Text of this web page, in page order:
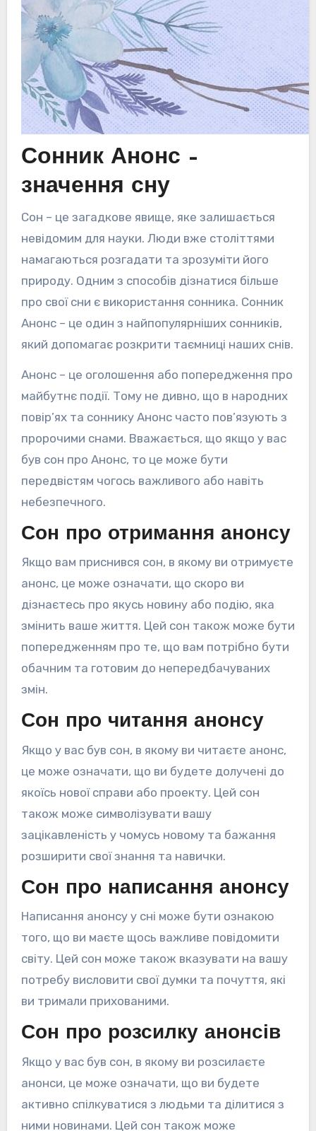
Сонник Анонс –
значення сну
Сон – це загадкове явище, яке залишається
невідомим для науки. Люди вже століттями
намагаються розгадати та зрозуміти його
природу. Одним з способів дізнатися більше
про свої сни є використання сонника. Сонник
Анонс – це один з найпопулярніших сонників,
який допомагає розкрити таємниці наших снів.
Анонс – це оголошення або попередження про
майбутнє події. Тому не дивно, що в народних
повір’ях та соннику Анонс часто пов’язують з
пророчими снами. Вважається, що якщо у вас
був сон про Анонс, то це може бути
передвістям чогось важливого або навіть
небезпечного.
Сон про отримання анонсу
Якщо вам приснився сон, в якому ви отримуєте
анонс, це може означати, що скоро ви
дізнаєтесь про якусь новину або подію, яка
змінить ваше життя. Цей сон також може бути
попередженням про те, що вам потрібно бути
обачним та готовим до непередбачуваних
змін.
Сон про читання анонсу
Якщо у вас був сон, в якому ви читаєте анонс,
це може означати, що ви будете долучені до
якоїсь нової справи або проекту. Цей сон
також може символізувати вашу
зацікавленість у чомусь новому та бажання
розширити свої знання та навички.
Сон про написання анонсу
Написання анонсу у сні може бути ознакою
того, що ви маєте щось важливе повідомити
світу. Цей сон може також вказувати на вашу
потребу висловити свої думки та почуття, які
ви тримали прихованими.
Сон про розсилку анонсів
Якщо у вас був сон, в якому ви розсилаєте
анонси, це може означати, що ви будете
активно спілкуватися з людьми та ділитися з
ними новинами. Цей сон також може